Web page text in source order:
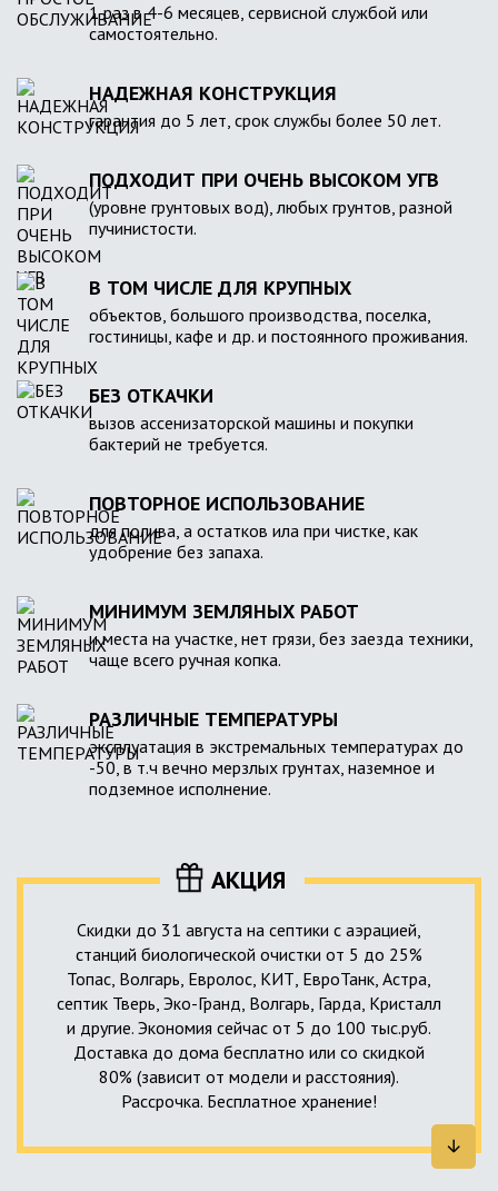
1 раз в 4-6 месяцев, сервисной службой или
самостоятельно.
НАДЕЖНАЯ КОНСТРУКЦИЯ
гарантия до 5 лет, срок службы более 50 лет.
ПОДХОДИТ ПРИ ОЧЕНЬ ВЫСОКОМ УГВ
(уровне грунтовых вод), любых грунтов, разной
пучинистости.
В ТОМ ЧИСЛЕ ДЛЯ КРУПНЫХ
объектов, большого производства, поселка,
гостиницы, кафе и др. и постоянного проживания.
БЕЗ ОТКАЧКИ
вызов ассенизаторской машины и покупки
бактерий не требуется.
ПОВТОРНОЕ ИСПОЛЬЗОВАНИЕ
для полива, а остатков ила при чистке, как
удобрение без запаха.
МИНИМУМ ЗЕМЛЯНЫХ РАБОТ
и места на участке, нет грязи, без заезда техники,
чаще всего ручная копка.
РАЗЛИЧНЫЕ ТЕМПЕРАТУРЫ
эксплуатация в экстремальных температурах до
-50, в т.ч вечно мерзлых грунтах, наземное и
подземное исполнение.
АКЦИЯ
Скидки до 31 августа на септики с аэрацией,
станций биологической очистки от 5 до 25%
Топас, Волгарь, Евролос, КИТ, ЕвроТанк, Астра,
септик Тверь, Эко-Гранд, Волгарь, Гарда, Кристалл
и другие. Экономия сейчас от 5 до 100 тыс.руб.
Доставка до дома бесплатно или со скидкой
80% (зависит от модели и расстояния).
Рассрочка. Бесплатное хранение!